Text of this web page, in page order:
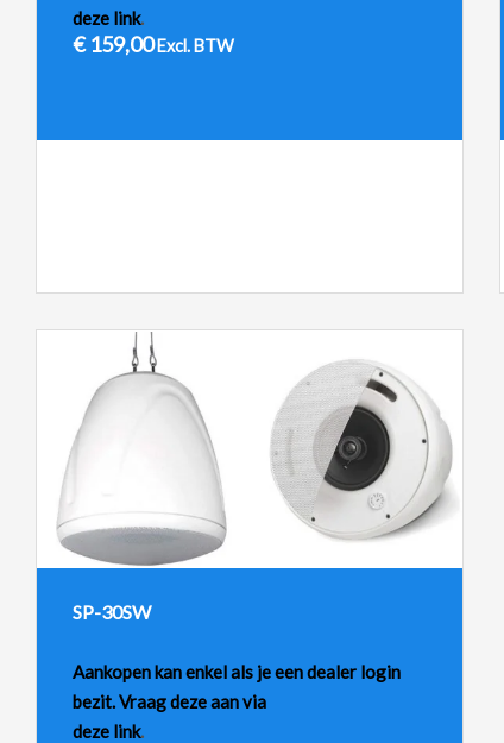
deze link.
€159,00 Excl. BTW
SP-30SW
Aankopen kan enkel als je een dealer login
bezit. Vraag deze aan via
deze link.